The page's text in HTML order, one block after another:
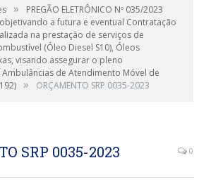
»
PREGÃO ELETRÔNICO Nº 035/2023
a futura e eventual Contratação
na prestação de serviços de
(Óleo Diesel S10), Óleos
visando assegurar o pleno
de Atendimento Móvel de
» ORÇAMENTO SRP 0035-2023
SRP 0035-2023 0